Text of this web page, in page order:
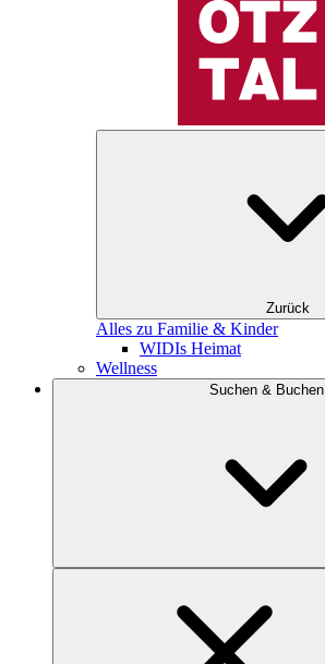
Zurück
Alles zu Familie & Kinder
WIDIs Heimat
Wellness
Suchen & Buchen